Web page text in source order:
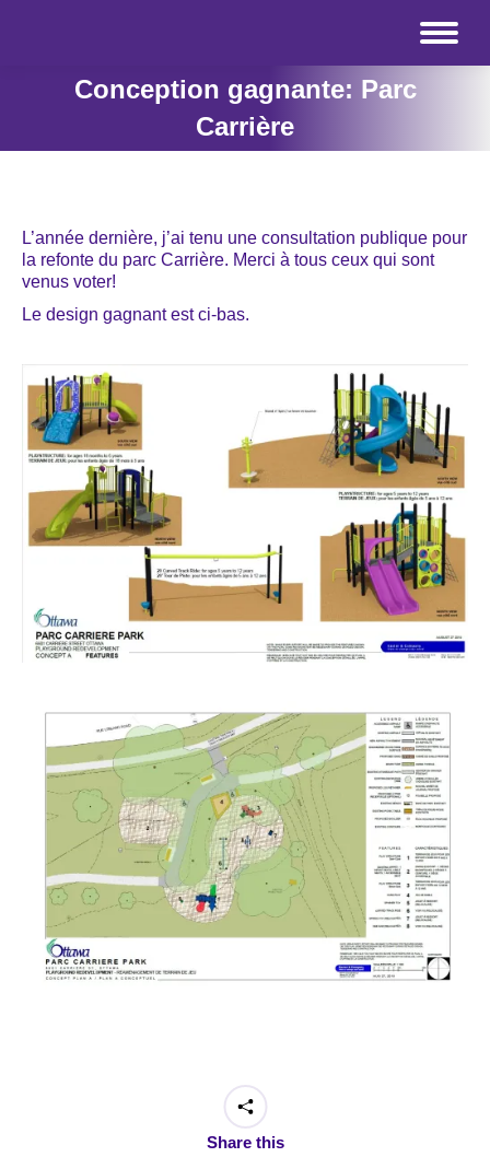
Conception gagnante: Parc
Carrière
L’année dernière, j’ai tenu une consultation publique pour
la refonte du parc Carrière. Merci à tous ceux qui sont
venus voter!
Le design gagnant est ci-bas.
Share this